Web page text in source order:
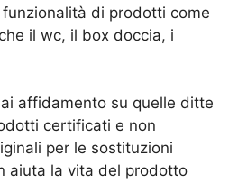
di prodotti come
il wc, il box doccia, i
affidamento su quelle ditte
certificati e non
per le sostituzioni
aiuta la vita del prodotto